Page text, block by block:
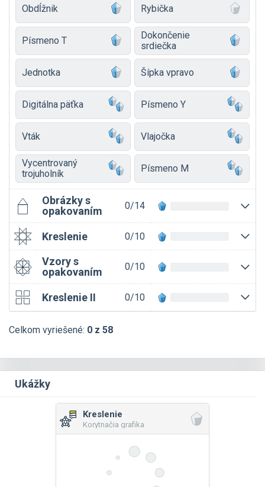
Obdĺžnik Rybička
Písmeno T
Dokončenie
srdiečka
Jednotka Šípka vpravo
Digitálna päťka Písmeno Y
Vták Vlajočka
Vycentrovaný
trojuholník
Písmeno M
Obrázky s
opakovaním
0/14
Kreslenie 0/10
Vzory s
opakovaním
0/10
Kreslenie II 0/10
Celkom vyriešené: 0 z 58
Ukážky
Kreslenie
Korytnačia grafika